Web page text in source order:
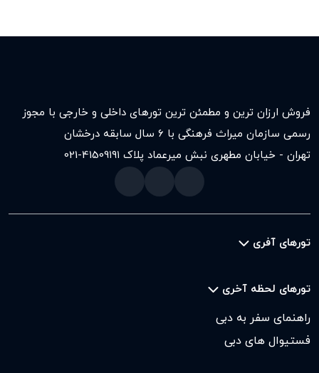
فروش ارزان ترین و مطمئن ترین تورهای داخلی و خارجی با مجوز
رسمی سازمان میراث فرهنگی با ۶ سال سابقه درخشان
تهران - خیابان مطهری نبش میرعماد پلاک ۱۹۱
021-41509
تورهای آفری
تورهای لحظه آخری
راهنمای سفر به دبی
فستیوال های دبی